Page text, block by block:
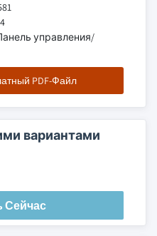
управления/
PDF-Файл
вариантами
Сейчас